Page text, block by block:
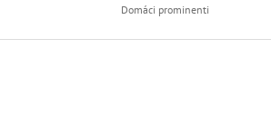
Domáci prominenti